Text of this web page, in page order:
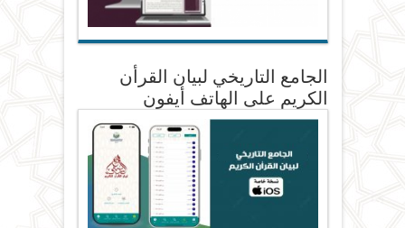
الجامع التاريخي لبيان القرأن
الكريم على الهاتف أيفون